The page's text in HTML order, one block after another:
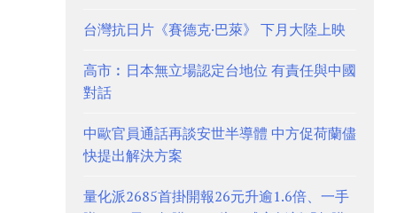
台灣抗日片《賽德克·巴萊》 下月大陸上映
高市︰日本無立場認定台地位 有責任與中國
對話
中歐官員通話再談安世半導體 中方促荷蘭儘
快提出解決方案
量化派2685首掛開報26元升逾1.6倍、一手